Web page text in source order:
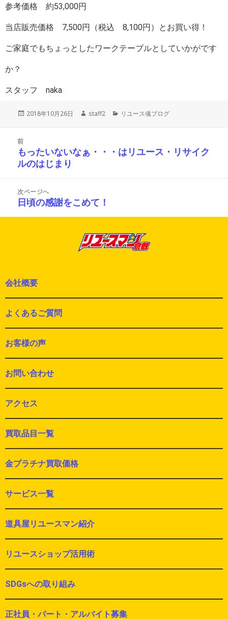
参考価格 約53,000円
当店販売価格 7,500円（税込 8,100円）とお買い得！
ご家庭でもちょっとしたワークテーブルとしていかがです
か？
スタッフ naka
投
2018年10月26日
作
staff2
カ
ー
リユース魂ブログ
前
前
の
稿:
もったいないなぁ・・・はリユース・リサイク
ルのはじまり
次ページへ
次
の
日頃の感謝をこめて！
会社概要
よくあるご質問
お客様の声
お問い合わせ
アクセス
買取品目一覧
金プラチナ買取価格
サービス一覧
道具屋リユースマン紹介
リユースショップ活用術
SDGsへの取り組み
正社員・パート・アルバイト募集